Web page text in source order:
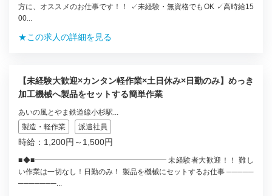
方に、オススメのお仕事です！！ ✓未経験・無資格でもOK ✓高時給15
00...
★この求人の詳細を見る
【未経験大歓迎×カンタン軽作業×土日休み×日勤のみ】めっき
加工機械へ製品をセットする簡単作業
あいの風とやま鉄道線小杉駅...
製造・軽作業
派遣社員
時給：1,200円～1,500円
■◆■━━━━━━━━━━━━━━━━━━ 未経験者大歓迎！！ 難し
い作業は一切なし！日勤のみ！ 製品を機械にセットするお仕事 ─────
───────...